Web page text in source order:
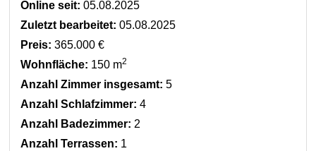
Online seit: 05.08.2025
Zuletzt bearbeitet: 05.08.2025
Preis: 365.000 €
Wohnfläche: 150 m2
Anzahl Zimmer insgesamt: 5
Anzahl Schlafzimmer: 4
Anzahl Badezimmer: 2
Anzahl Terrassen: 1